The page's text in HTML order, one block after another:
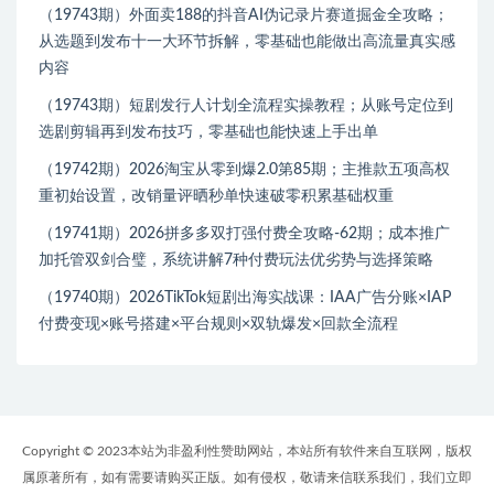
（19743期）外面卖188的抖音AI伪记录片赛道掘金全攻略；
从选题到发布十一大环节拆解，零基础也能做出高流量真实感
内容
（19743期）短剧发行人计划全流程实操教程；从账号定位到
选剧剪辑再到发布技巧，零基础也能快速上手出单
（19742期）2026淘宝从零到爆2.0第85期；主推款五项高权
重初始设置，改销量评晒秒单快速破零积累基础权重
（19741期）2026拼多多双打强付费全攻略-62期；成本推广
加托管双剑合璧，系统讲解7种付费玩法优劣势与选择策略
（19740期）2026TikTok短剧出海实战课：IAA广告分账×IAP
付费变现×账号搭建×平台规则×双轨爆发×回款全流程
Copyright © 2023本站为非盈利性赞助网站，本站所有软件来自互联网，版权
属原著所有，如有需要请购买正版。如有侵权，敬请来信联系我们，我们立即